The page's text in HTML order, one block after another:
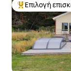
Κορυφαία
Επιλογή